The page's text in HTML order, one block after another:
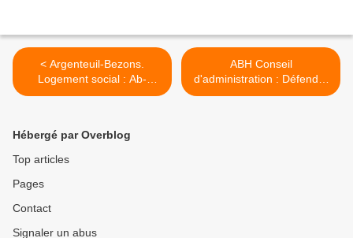
< Argenteuil-Bezons.
Logement social : Ab-
Habitat en crise
ABH Conseil
d'administration : Défendre
l'intérêt des locataires et
Hébergé par Overblog
Top articles
Pages
Contact
Signaler un abus